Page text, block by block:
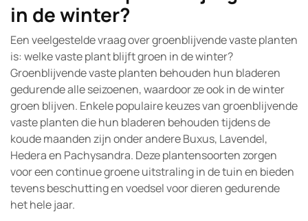
in de winter?
Een veelgestelde vraag over groenblijvende vaste planten
is: welke vaste plant blijft groen in de winter?
Groenblijvende vaste planten behouden hun bladeren
gedurende alle seizoenen, waardoor ze ook in de winter
groen blijven. Enkele populaire keuzes van groenblijvende
vaste planten die hun bladeren behouden tijdens de
koude maanden zijn onder andere Buxus, Lavendel,
Hedera en Pachysandra. Deze plantensoorten zorgen
voor een continue groene uitstraling in de tuin en bieden
tevens beschutting en voedsel voor dieren gedurende
het hele jaar.